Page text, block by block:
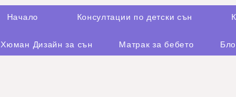
Начало Консултации по детски сън
Хюман Дизайн за сън Матрак за бебето